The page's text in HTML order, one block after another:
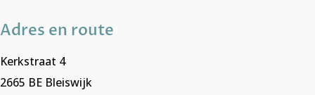
Adres en route
Kerkstraat 4
2665 BE Bleiswijk